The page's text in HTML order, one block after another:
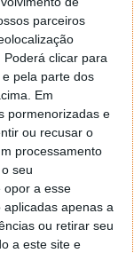
parceiros
Poderá clicar para
pela parte dos
Em
pormenorizadas e
ou recusar o
processamento
seu
opor a esse
aplicadas apenas a
ou retirar seu
a este site e
às 01:39
for segue por mail
11:21
seguinte maneira,
o botão direito do
Menu ‘Iniciar’
no separador
com que queres